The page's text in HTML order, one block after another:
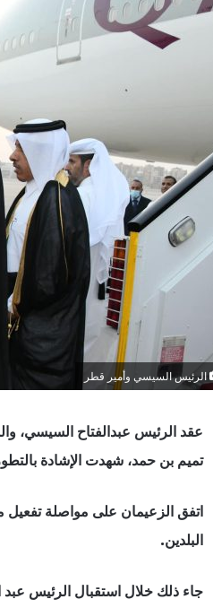
الرئيس السيسي وأمير قطر
عقد الرئيس عبدالفتاح السيسي،
تميم بن حمد، شهدت الإشادة
اتفق الزعيمان على مواصلة تفعيل
البلدين.
جاء ذلك خلال استقبال الرئيس عبد